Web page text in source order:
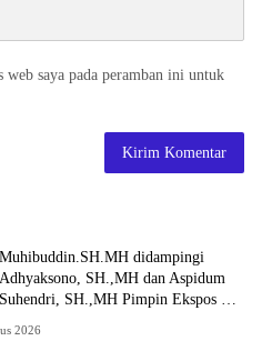
web saya pada peramban ini untuk
didampingi
SH.,MH dan Aspidum
SH.,MH Pimpin Ekspos RJ
2026